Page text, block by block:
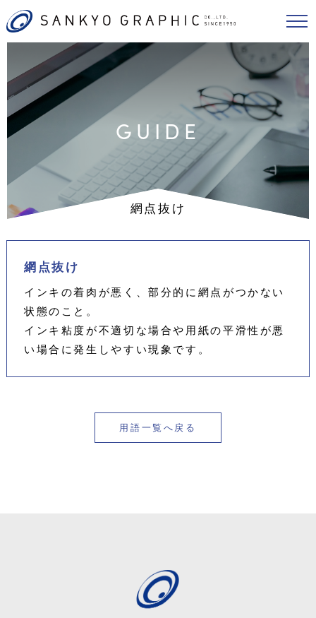
GUIDE
網点抜け
網点抜け
インキの着肉が悪く、部分的に網点がつかない
状態のこと。
インキ粘度が不適切な場合や用紙の平滑性が悪
い場合に発生しやすい現象です。
用語一覧へ戻る